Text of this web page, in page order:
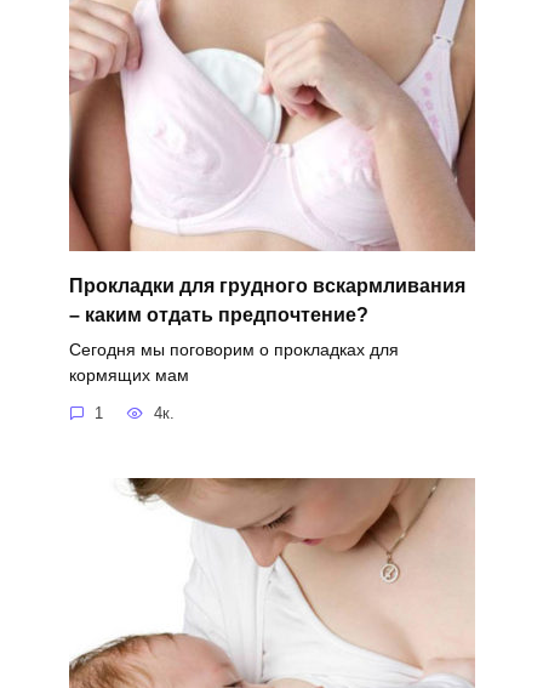
Прокладки для грудного вскармливания
– каким отдать предпочтение?
Сегодня мы поговорим о прокладках для
кормящих мам
1 4к.